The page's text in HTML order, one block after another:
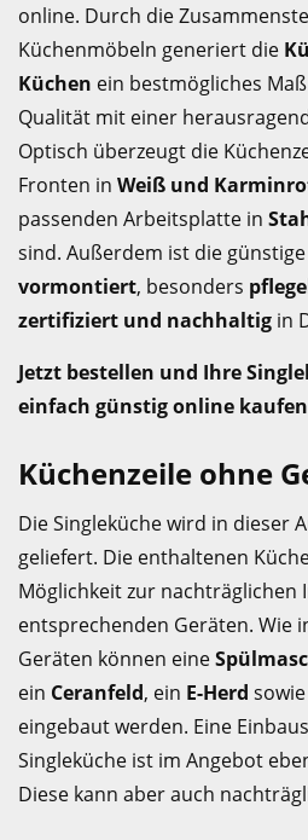
online. Durch die
Küchenmöbeln generiert die
Küchen ein bestmögliches
Qualität mit einer
Optisch überzeugt die
Fronten in Weiß und
passenden Arbeitsplatte in
sind. Außerdem ist die
vormontiert, besonders
zertifiziert und nachhaltig in
Jetzt bestellen und Ihre
einfach günstig online
Küchenzeile ohne
Die Singleküche wird in dieser
geliefert. Die enthaltenen
Möglichkeit zur nachträglichen
entsprechenden Geräten. Wie
Geräten können eine
ein Ceranfeld, ein E-Herd
eingebaut werden. Eine
Singleküche ist im Angebot
Diese kann aber auch